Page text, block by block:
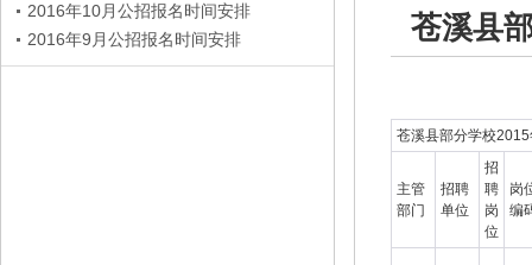
2016年10月公招报名时间安排
2016年9月公招报名时间安排
苍溪县
苍溪县部分学校
主管
部门
招聘
单位
招
聘
岗
位
岗
编